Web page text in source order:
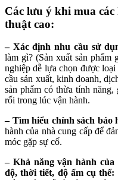
Các lưu ý khi mua
thuật cao:
– Xác định nhu cầu sử
làm gì? (Sản xuất sản
nghiệp dễ lựa chọn được
cầu sản xuất, kinh doanh,
sản phẩm có thừa tính
rối trong lúc vận hành.
– Tìm hiểu chính sách bảo
hành của nhà cung cấp để
móc gặp sự cố.
– Khả năng vận hành
độ, thời tiết, độ ẩm cụ thể: